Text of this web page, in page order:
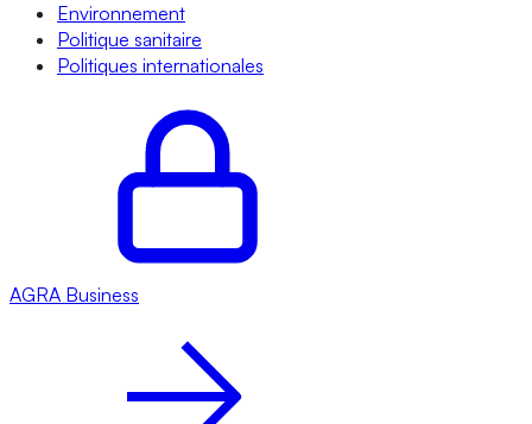
Environnement
Politique sanitaire
Politiques internationales
AGRA Business